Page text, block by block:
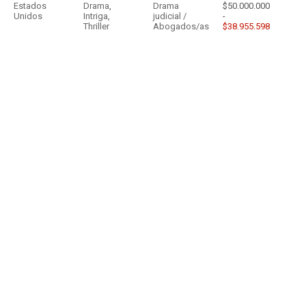
Estados
Unidos
Drama,
Intriga,
Thriller
Drama
judicial /
Abogados/as
$50.000.000
-
$38.955.598